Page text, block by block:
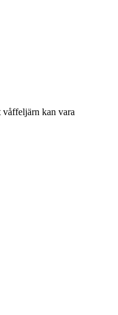
kan vara